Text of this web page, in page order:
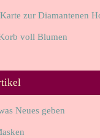
Karte zur Diamantenen
voll Blumen
Neues geben